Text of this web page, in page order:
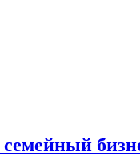
семейный